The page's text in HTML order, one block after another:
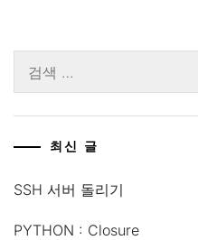
색:
최신 글
SSH 서버 돌리기
PYTHON : Closure